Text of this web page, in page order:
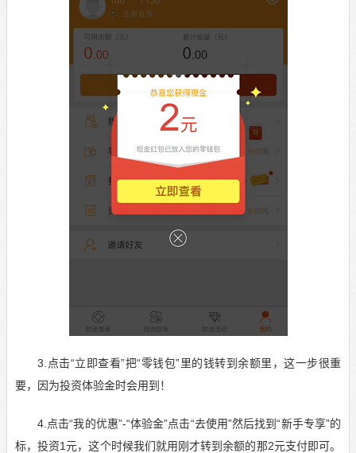
3.点击“立即查看”把“零钱包”里的钱转到余额里，这一步很重
要，因为投资体验金时会用到！
4.点击“我的优惠”-“体验金”点击“去使用”然后找到“新手专享”的
标，投资1元，这个时候我们就用刚才转到余额的那2元支付即可。